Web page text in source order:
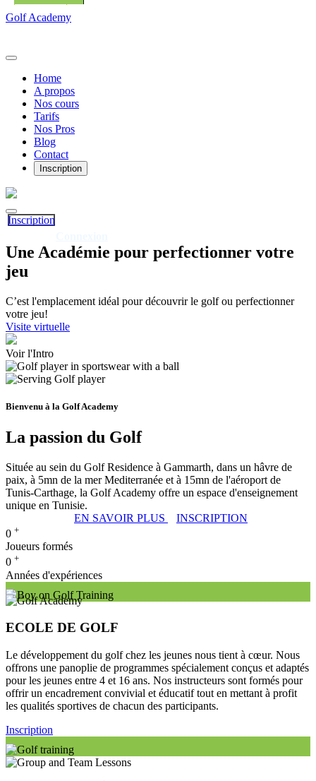
Golf Academy
Home
A propos
Nos cours
Tarifs
Nos Pros
Blog
Contact
Inscription
Inscription
Une Académie pour perfectionner votre
jeu
C’est l'emplacement idéal pour découvrir le golf ou perfectionner
votre jeu!
Visite virtuelle
Voir l'Intro
Bienvenu à la Golf Academy
La passion du Golf
Située au sein du Golf Residence à Gammarth, dans un hâvre de
paix, à 5mn de la mer Mediterranée et à 15mn de l'aéroport de
Tunis-Carthage, la Golf Academy offre un espace d'enseignement
unique en Tunisie.
EN SAVOIR PLUS
INSCRIPTION
0 +
Joueurs formés
0 +
Années d'expériences
ECOLE DE GOLF
Le développement du golf chez les jeunes nous tient à cœur. Nous
offrons une panoplie de programmes spécialement conçus et adaptés
pour les jeunes entre 4 et 16 ans. Nos instructeurs sont formés pour
offrir un encadrement convivial et éducatif tout en mettant à profit
les qualités sportives de chacun des participants.
Inscription